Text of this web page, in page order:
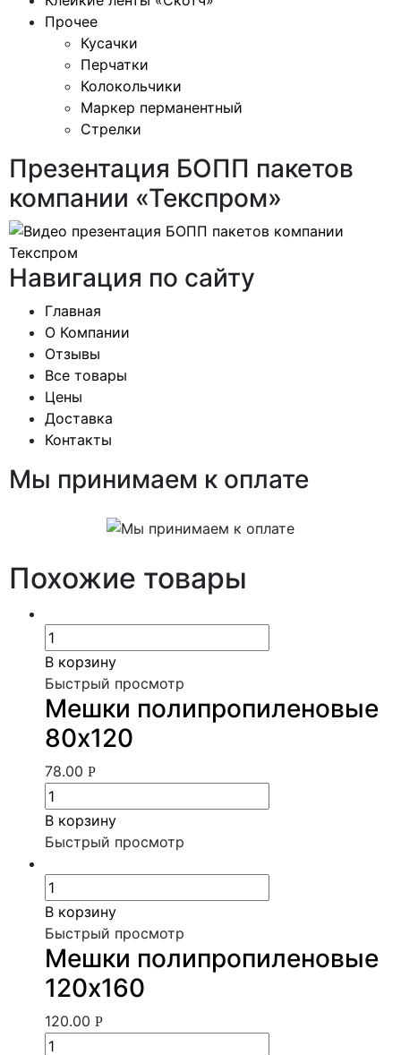
Прочее
Кусачки
Перчатки
Колокольчики
Маркер перманентный
Стрелки
Презентация БОПП пакетов
компании «Текспром»
Навигация по сайту
Главная
О Компании
Отзывы
Все товары
Цены
Доставка
Контакты
Мы принимаем к оплате
Похожие товары
В корзину
Быстрый просмотр
Мешки полипропиленовые
80х120
78.00 Р
В корзину
Быстрый просмотр
В корзину
Быстрый просмотр
Мешки полипропиленовые
120х160
120.00 Р